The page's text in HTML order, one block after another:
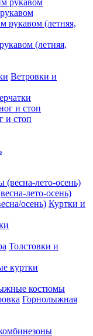
(летняя,
Ветровки и
и стоп
лето-осень)
Куртки и
Толстовки и
куртки
костюмы
Горнолыжная